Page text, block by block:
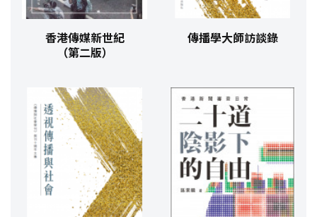
香港傳媒新世紀
（第二版）
傳播學大師訪談錄